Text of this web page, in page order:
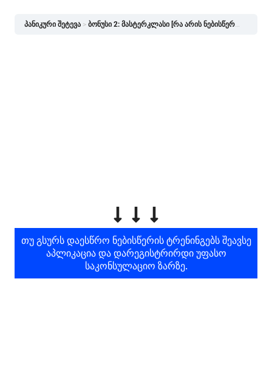
პანიკური შეტევა ბონუსი 2: მასტერკლასი [რა არის ნებისწერა?]
ᲗᲣ ᲒᲡᲣᲠᲡ ᲓᲐᲔᲡᲬᲠᲝ ᲜᲔᲑᲘᲡᲬᲔᲠᲘᲡ ᲢᲠᲔᲜᲘᲜᲒᲔᲑᲡ ᲨᲔᲐᲕᲡᲔ
ᲐᲞᲚᲘᲙᲐᲪᲘᲐ ᲓᲐ ᲓᲐᲠᲔᲒᲘᲡᲢᲠᲘᲠᲓᲘ ᲣᲤᲐᲡᲝ
ᲡᲐᲙᲝᲜᲡᲣᲚᲐᲪᲘᲝ ᲖᲐᲠᲖᲔ.